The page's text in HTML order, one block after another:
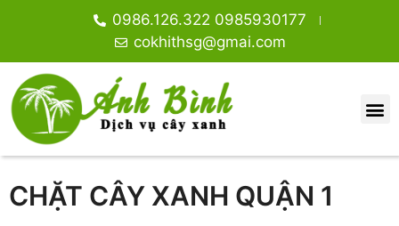
0986.126.322 0985930177
cokhithsg@gmai.com
CHẶT CÂY XANH QUẬN 1